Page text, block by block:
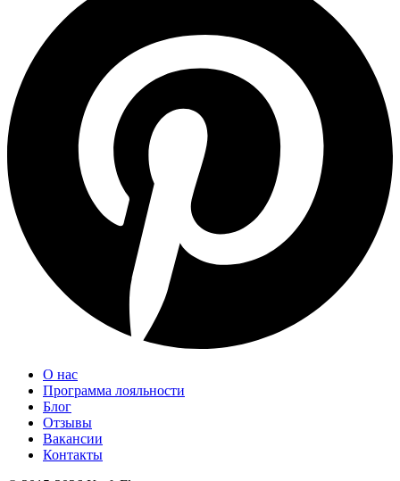
О нас
Программа лояльности
Блог
Отзывы
Вакансии
Контакты